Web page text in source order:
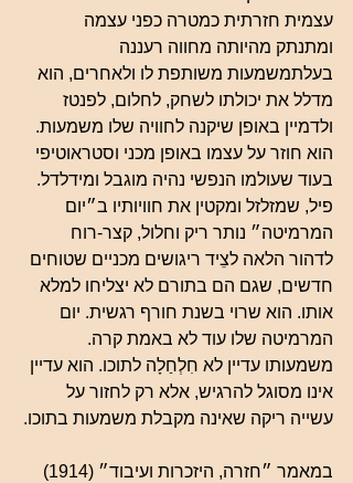
עצמית חזרתית כמטרה כפני עצמה
ומתנתק מהיותה מחווה רעננה
בעלתמשמעות משותפת לו ולאחרים, הוא
מדלל את יכולתו לשחק, לחלום, לפנטז
ולדמיין באופן שיקנה לחוויה שלו משמעות.
הוא חוזר על עצמו באופן מכני וסטראוטיפי
בעוד שעולמו הנפשי נהיה מוגבל ומידלדל.
פיל, שמזלזל ומקטין את חוויותיו ב״יום
המרמיטה״ נותר ריק וחלול, קצר-רוח
לדהור הלאה לצֵיד ריגושים מכניים שטוחים
חדשים, שגם הם בתורם לא יצליחו למלא
אותו. הוא שרוי בשנת חורף רגשית. יום
המרמיטה שלו עוד לא באמת קרה.
משמעותו עדיין לא חִלְחַלָה לתוכו. הוא עדיין
אינו מסוגל להרגיש, אלא רק לחזור על
עשייה ריקה שאינה מקבלת משמעות בתוכו.
במאמר ״חזרה, היזכרות ועיבוד״ (1914)